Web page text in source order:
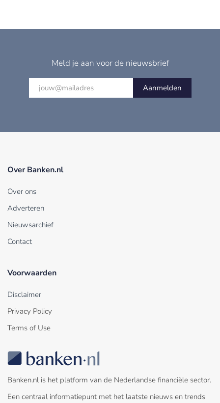
Meld je aan voor de nieuwsbrief
Aanmelden
Over Banken.nl
Over ons
Adverteren
Nieuwsarchief
Contact
Voorwaarden
Disclaimer
Privacy Policy
Terms of Use
Banken.nl is het platform van de Nederlandse financiële sector.
Een centraal informatiepunt met het laatste nieuws en trends